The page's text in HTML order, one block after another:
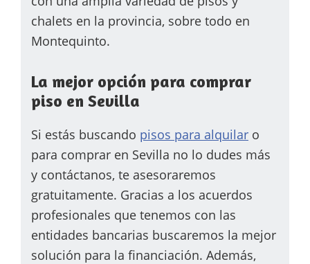
chalets en la provincia, sobre todo en
Montequinto.
La mejor opción para comprar
piso en Sevilla
Si estás buscando pisos para alquilar o
para comprar en Sevilla no lo dudes más
y contáctanos, te asesoraremos
gratuitamente. Gracias a los acuerdos
profesionales que tenemos con las
entidades bancarias buscaremos la mejor
solución para la financiación. Además,